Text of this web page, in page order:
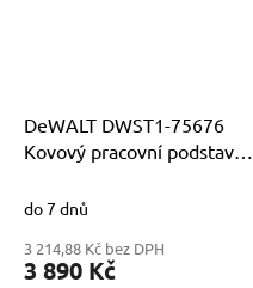
DeWALT DWST1-75676
Kovový pracovní podstavec
do 7 dnů
3 214,88 Kč bez DPH
3 890 Kč